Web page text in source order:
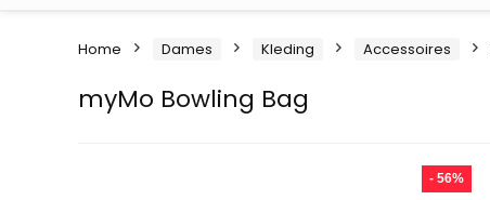
Home Dames Kleding Accessoires
myMo Bowling Bag
- 56%